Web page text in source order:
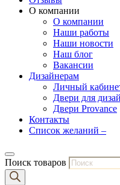
О компании
О компании
Наши работы
Наши новости
Наш блог
Вакансии
Дизайнерам
Личный
Двери для
Двери Provance
Контакты
Список желаний –
Поиск товаров